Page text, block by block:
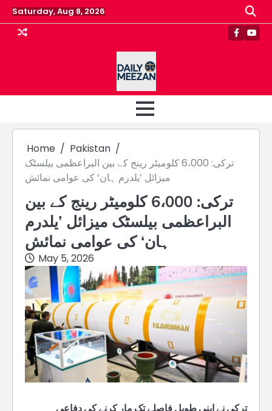
Skip
to
content
Saturday, Aug 8, 2026
Home
Pakistan
ترکی: 6،000 کلومیٹر رینج کے بین البراعظمی بیلسٹک
ترکی: 6،000 کلومیٹر رینج کے بین
البراعظمی بیلسٹک میزائل ’یلدرم
May 5, 2026